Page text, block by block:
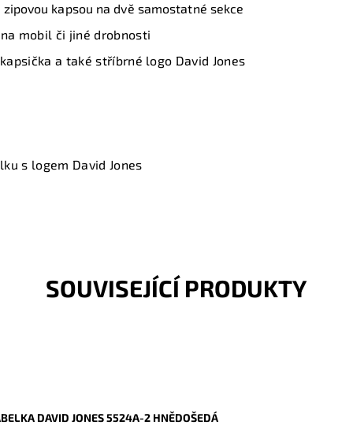
kapsou na dvě samostatné sekce
mobil či jiné drobnosti
a také stříbrné logo David Jones
s logem David Jones
SOUVISEJÍCÍ PRODUKTY
DAVID JONES 5524A-2 HNĚDOŠEDÁ